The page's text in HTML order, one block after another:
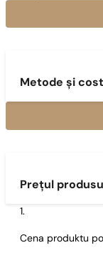
Metode și
Prețul
Cena produktu